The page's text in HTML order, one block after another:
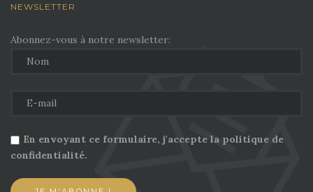
NEWSLETTER
Abonnez-vous à notre newsletter:
En envoyant ce formulaire, j'accepte la politique de
confidentialité.